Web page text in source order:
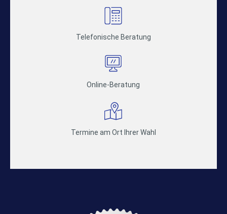
Telefonische Beratung
Online-Beratung
Termine am Ort Ihrer Wahl